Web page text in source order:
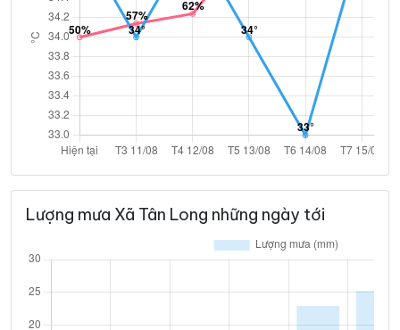
Lượng mưa Xã Tân Long những ngày tới